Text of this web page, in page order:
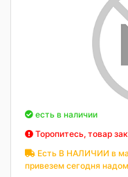
есть в наличии
Торопитесь, товар
Есть В НАЛИЧИИ в
привезем сегодня